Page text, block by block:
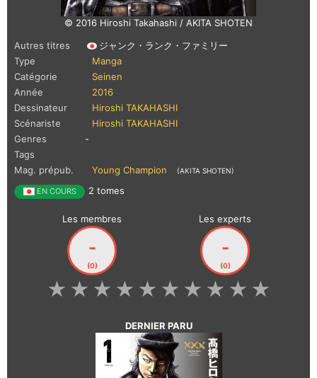
© 2016 Hiroshi Takahashi / AKITA SHOTEN
Autres titres
ジャンク・ランク・ファミリー
Type
Manga
Catégorie
Seinen
Année
2016
Dessinateur
Hiroshi TAKAHASHI
Scénariste
Hiroshi TAKAHASHI
Genres
-
Tags
Mag. prépub.
Young Champion (AKITA SHOTEN)
EN COURS 2 tomes
Les membres
-
(0)
Les experts
-
(0)
★
★
★
★
★
★
★
★
★
★
DERNIER PARU